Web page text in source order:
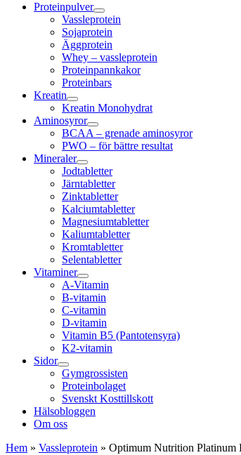
Proteinpulver
Vassleprotein
Sojaprotein
Äggprotein
Whey – vassleprotein
Proteinpannkakor
Proteinbars
Kreatin
Kreatin Monohydrat
Aminosyror
BCAA – grenade aminosyror
PWO – för bättre resultat
Mineraler
Jodtabletter
Järntabletter
Zinktabletter
Kalciumtabletter
Magnesiumtabletter
Kaliumtabletter
Kromtabletter
Selentabletter
Vitaminer
A-Vitamin
B-vitamin
C-vitamin
D-vitamin
Vitamin B5 (Pantotensyra)
K2-vitamin
Sidor
Gymgrossisten
Proteinbolaget
Svenskt Kosttillskott
Hälsobloggen
Om oss
Hem » Vassleprotein » Optimum Nutrition